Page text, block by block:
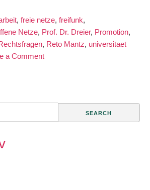
, freie netze, freifunk,
Netze, Prof. Dr. Dreier, Promotion,
, Reto Mantz, universitaet
a Commenton
Netzen